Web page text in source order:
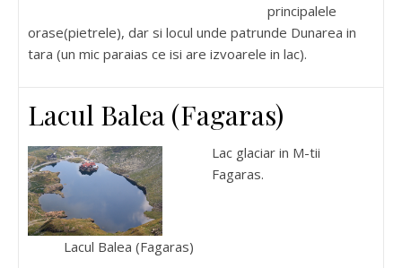
principalele
orase(pietrele), dar si locul unde patrunde Dunarea in
tara (un mic paraias ce isi are izvoarele in lac).
Lacul Balea (Fagaras)
Lacul Balea (Fagaras)
Lac glaciar in M-tii
Fagaras.